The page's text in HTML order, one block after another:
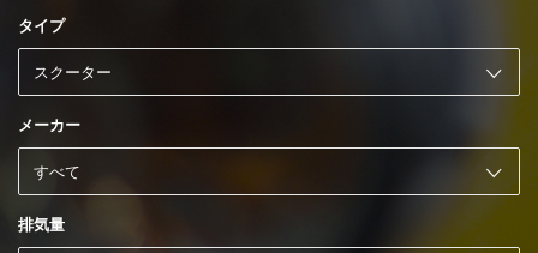
タイプ
メーカー
排気量